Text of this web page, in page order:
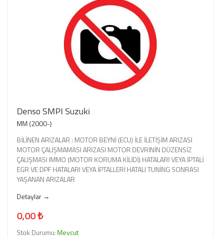
Denso SMPI Suzuki
MM (2000-)
BİLİNEN ARIZALAR : MOTOR BEYNİ (ECU) İLE İLETİŞİM ARIZASI
MOTOR ÇALIŞMAMASI ARIZASI MOTOR DEVRİNİN DÜZENSİZ
ÇALIŞMASI IMMO (MOTOR KORUMA KİLİDİ) HATALARI VEYA İPTALİ
EGR VE DPF HATALARI VEYA İPTALLERİ HATALI TUNİNG SONRASI
YAŞANAN ARIZALAR
Detaylar →
0,00 ₺
Stok Durumu:Mevcut